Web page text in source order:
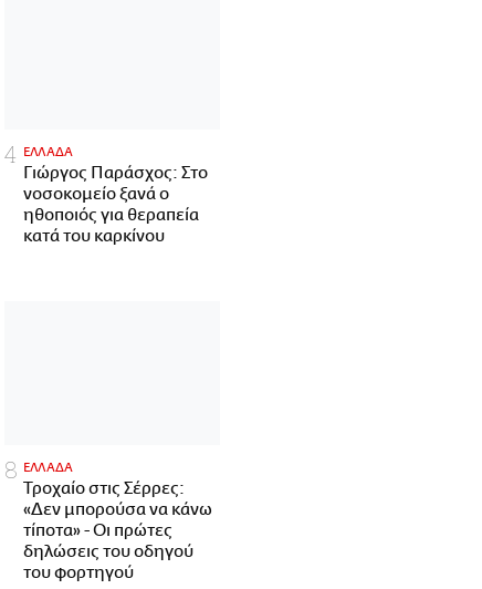
ΕΛΛΑΔΑ
Γιώργος Παράσχος: Στο
νοσοκομείο ξανά ο
ηθοποιός για θεραπεία
κατά του καρκίνου
ΕΛΛΑΔΑ
Τροχαίο στις Σέρρες:
«Δεν μπορούσα να κάνω
τίποτα» - Οι πρώτες
δηλώσεις του οδηγού
του φορτηγού